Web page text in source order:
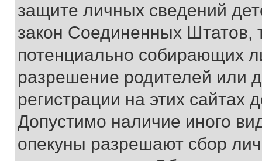
защите личных сведений
закон Соединенных Штатов,
потенциально собирающих
разрешение родителей или
регистрации на этих сайтах
Допустимо наличие иного
опекуны разрешают сбор